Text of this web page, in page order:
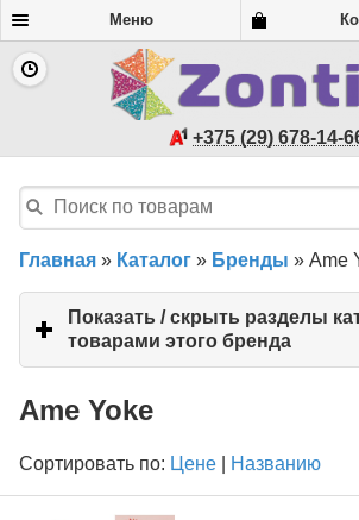
Меню
+375 (29) 678-14-
Главная » Каталог » Бренды » Ame
Показать / скрыть разделы
товарами этого бренда
to
Ame Yoke
Сортировать по: Цене Названию